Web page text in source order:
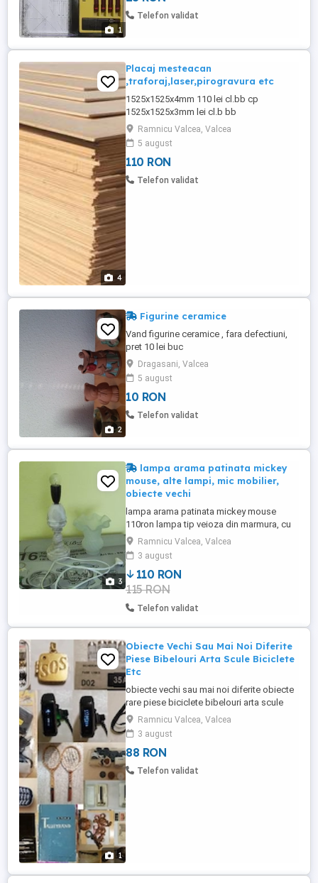
1
Telefon validat
4
Placaj mesteacan
,traforaj,laser,pirogravura etc
1525x1525x4mm 110 lei cl.bb cp
1525x1525x3mm lei cl.b bb
1525x1525x4mm lei cl.b bb pretul este în
lei bucata și contine tva. la Ramnicu
Valcea.
Ramnicu Valcea, Valcea
5 august
110 RON
Telefon validat
2
Figurine ceramice
Vand figurine ceramice , fara defectiuni,
pret 10 lei buc
Dragasani, Valcea
5 august
10 RON
Telefon validat
3
lampa arama patinata mickey
mouse, alte lampi, mic mobilier,
obiecte vechi
lampa arama patinata mickey mouse
110ron lampa tip veioza din marmura, cu
bec obisnuit, stare f buna 150ron diverse
alte lampi bune sau cu probleme, mic
mobilier, obiecte vechi, bibelouri, arama,
monede, obiecte rare etc
Ramnicu Valcea, Valcea
3 august
110 RON
115 RON
Telefon validat
1
Obiecte Vechi Sau Mai Noi Diferite
Piese Bibelouri Arta Scule Biciclete
Etc
obiecte vechi sau mai noi diferite obiecte
rare piese biciclete bibelouri arta scule
obiecte casnice carti biciclete etc etc
orice intrebati-ma despre ce aveti nevoie
si va ofer detalii preturi diferite nu veti fi
dezamagiti
Ramnicu Valcea, Valcea
3 august
88 RON
Telefon validat